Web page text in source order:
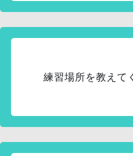
練習場所を教えて